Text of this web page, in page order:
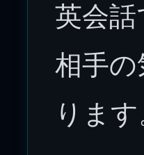
英会
相手
ります